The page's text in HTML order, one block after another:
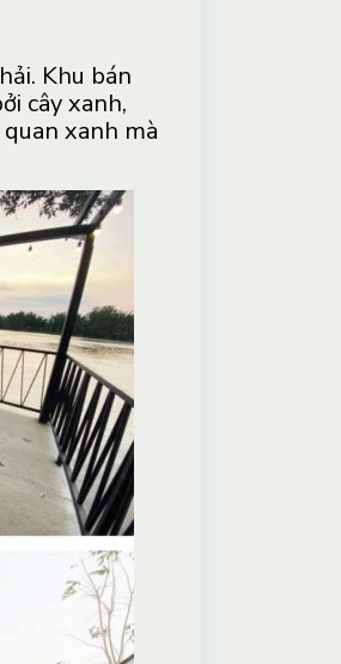
Khu bán
cây xanh,
xanh mà